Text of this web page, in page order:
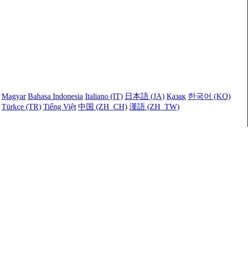
Magyar Bahasa Indonesia Italiano (IT) 日本語 (JA) Қазақ 한국어 (KO)
Türkçe (TR) Tiếng Việt 中国 (ZH_CH) 漢語 (ZH_TW)